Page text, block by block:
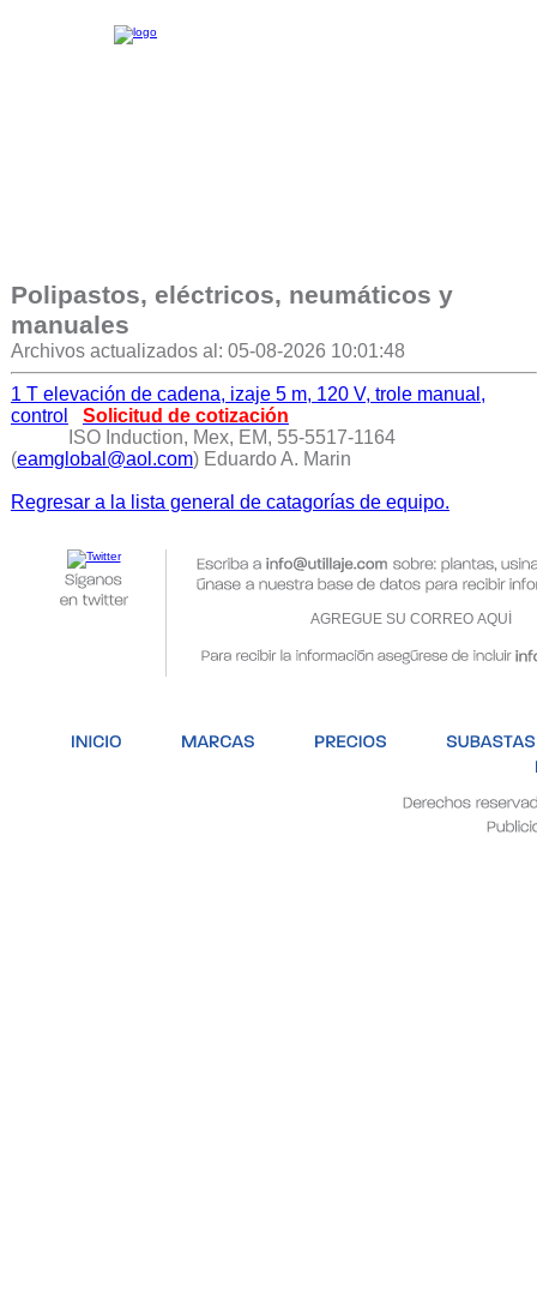
Polipastos, eléctricos, neumáticos y
manuales
Archivos actualizados al: 05-08-2026 10:01:48
1 T elevación de cadena, izaje 5 m, 120 V, trole manual,
control
Solicitud de cotización
ISO Induction, Mex, EM, 55-5517-1164
(eamglobal@aol.com) Eduardo A. Marin
Regresar a la lista general de catagorías de equipo.